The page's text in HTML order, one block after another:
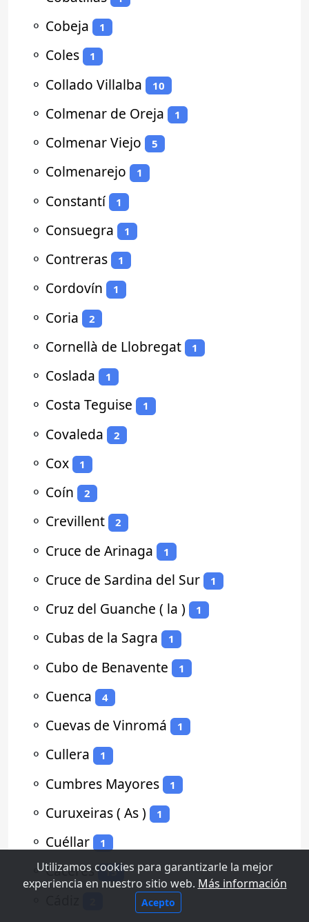
⚬ Cobeja 1
⚬ Coles 1
⚬ Collado Villalba 10
⚬ Colmenar de Oreja 1
⚬ Colmenar Viejo 5
⚬ Colmenarejo 1
⚬ Constantí 1
⚬ Consuegra 1
⚬ Contreras 1
⚬ Cordovín 1
⚬ Coria 2
⚬ Cornellà de Llobregat 1
⚬ Coslada 1
⚬ Costa Teguise 1
⚬ Covaleda 2
⚬ Cox 1
⚬ Coín 2
⚬ Crevillent 2
⚬ Cruce de Arinaga 1
⚬ Cruce de Sardina del Sur 1
⚬ Cruz del Guanche ( la ) 1
⚬ Cubas de la Sagra 1
⚬ Cubo de Benavente 1
⚬ Cuenca 4
⚬ Cuevas de Vinromá 1
⚬ Cullera 1
⚬ Cumbres Mayores 1
⚬ Curuxeiras ( As ) 1
⚬ Cuéllar 1
⚬Cáceres 15
Utilizamos cookies para garantizarle la mejor
experiencia en nuestro sitio web. Más información
Acepto